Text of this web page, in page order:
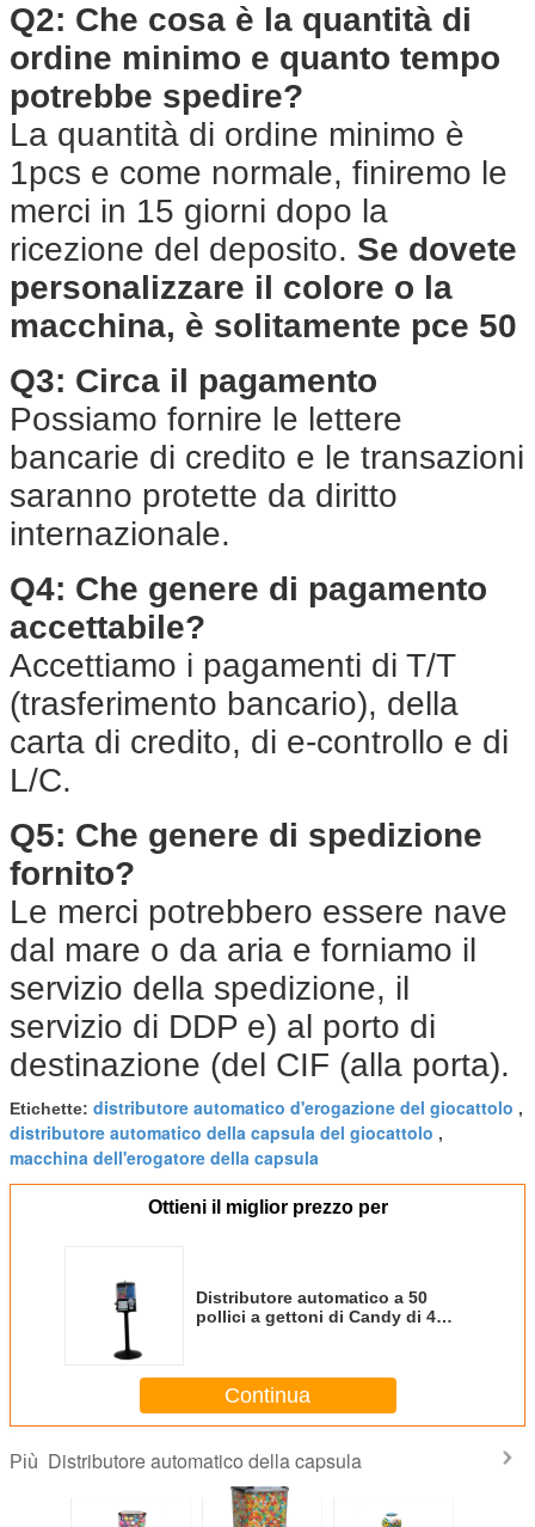
Q2: Che cosa è la quantità di
ordine minimo e quanto tempo
potrebbe spedire?
La quantità di ordine minimo è
1pcs e come normale, finiremo le
merci in 15 giorni dopo la
ricezione del deposito. Se dovete
personalizzare il colore o la
macchina, è solitamente pce 50
Q3: Circa il pagamento
Possiamo fornire le lettere
bancarie di credito e le transazioni
saranno protette da diritto
internazionale.
Q4: Che genere di pagamento
accettabile?
Accettiamo i pagamenti di T/T
(trasferimento bancario), della
carta di credito, di e-controllo e di
L/C.
Q5: Che genere di spedizione
fornito?
Le merci potrebbero essere nave
dal mare o da aria e forniamo il
servizio della spedizione, il
servizio di DDP e) al porto di
destinazione (del CIF (alla porta).
Etichette: distributore automatico d'erogazione del giocattolo ,
distributore automatico della capsula del giocattolo ,
macchina dell'erogatore della capsula
Ottieni il miglior prezzo per
Distributore automatico a 50
pollici a gettoni di Candy di 4
Continua
Più Distributore automatico della capsula